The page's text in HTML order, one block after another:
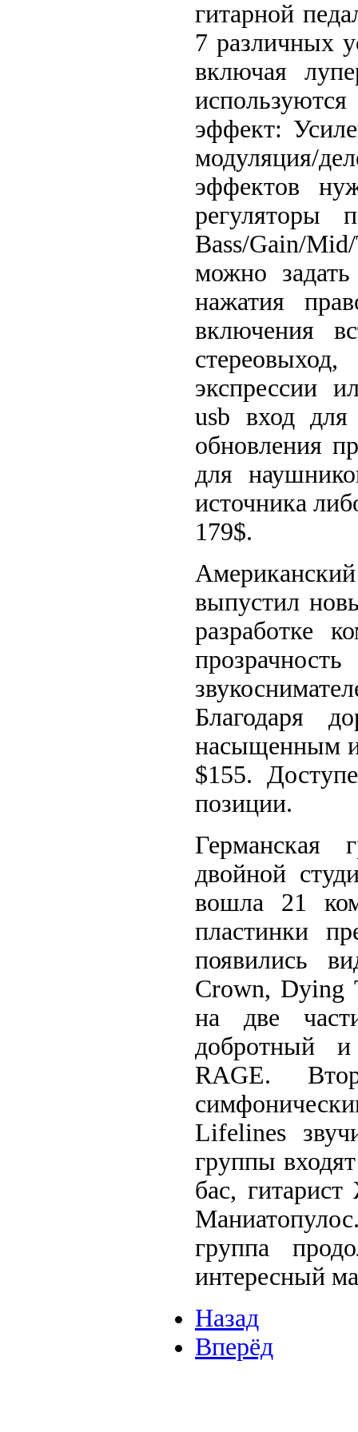
гитарной
7 различных
включая
эффект:
модуляция/
эффектов
регуляторы
Bass/Gain/
можно
нажатия
включения
экспрессии
usb вход
обновления
для
источника
179$.
выпустил
разработке
Благодаря
насыщенным и
$155.
позиции.
Германская
двойной
вошла 21
пластинки
появились
Crown, Dying
на две
добротный
RAGE.
Lifelines
группы
бас,
группа
интересный
Назад
Вперёд